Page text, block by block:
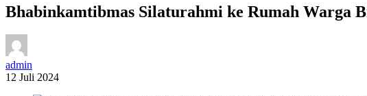
Bhabinkamtibmas Silaturahmi ke Rumah Warga
admin
12 Juli 2024